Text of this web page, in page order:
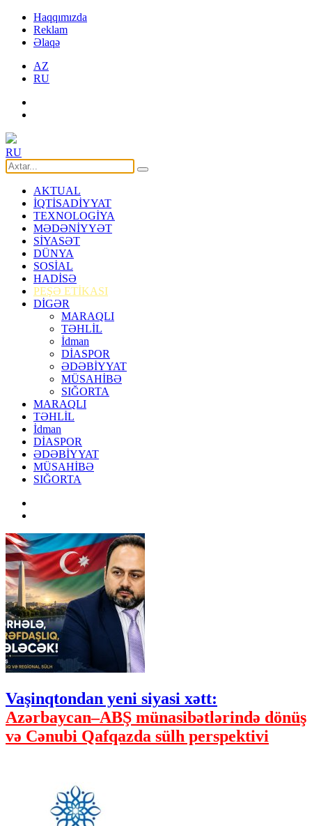
Haqqımızda
Reklam
Əlaqə
AZ
RU
RU
AKTUAL
İQTİSADİYYAT
TEXNOLOGİYA
MƏDƏNİYYƏT
SİYASƏT
DÜNYA
SOSİAL
HADİSƏ
PEŞƏ ETİKASI
DİGƏR
MARAQLI
TƏHLİL
İdman
DİASPOR
ƏDƏBİYYAT
MÜSAHİBƏ
SIĞORTA
MARAQLI
TƏHLİL
İdman
DİASPOR
ƏDƏBİYYAT
MÜSAHİBƏ
SIĞORTA
Vaşinqtondan yeni siyasi xətt:
Azərbaycan–ABŞ münasibətlərində dönüş
və Cənubi Qafqazda sülh perspektivi